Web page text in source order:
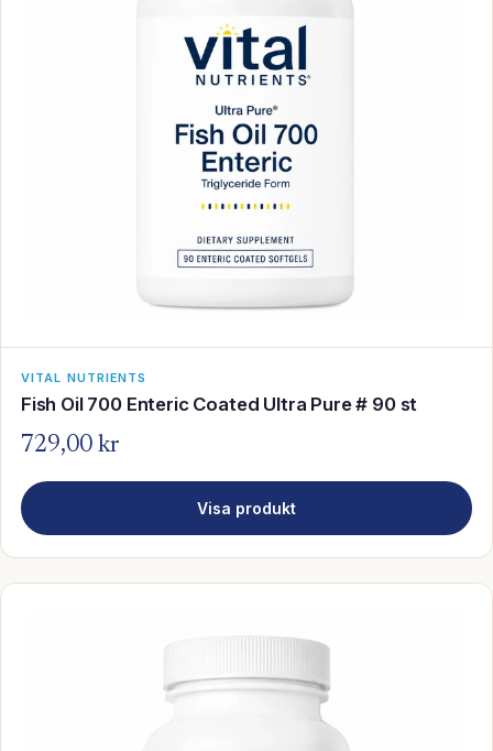
VITAL NUTRIENTS
Fish Oil 700 Enteric Coated Ultra Pure # 90 st
729,00 kr
Visa produkt